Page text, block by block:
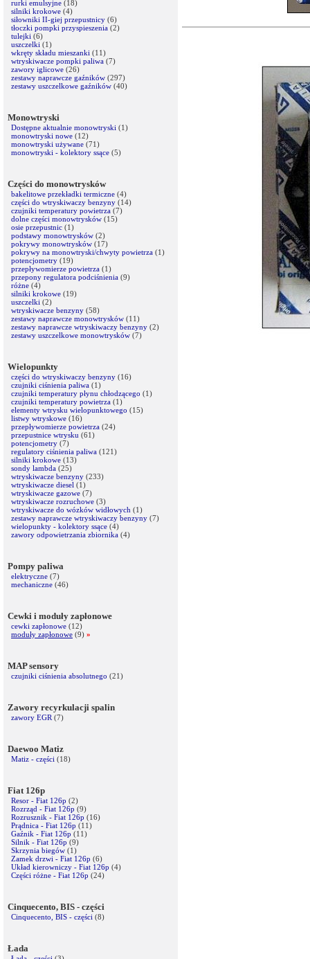
rurki emulsyjne (18)
silniki krokowe (4)
siłowniki II-giej przepustnicy (6)
tłoczki pompki przyspieszenia (2)
tulejki (6)
uszczelki (1)
wkręty składu mieszanki (11)
wtryskiwacze pompki paliwa (7)
zawory iglicowe (26)
zestawy naprawcze gaźników (297)
zestawy uszczelkowe gaźników (40)
Monowtryski
Dostępne aktualnie monowtryski (1)
monowtryski nowe (12)
monowtryski używane (71)
monowtryski - kolektory ssące (5)
Części do monowtrysków
bakelitowe przekładki termiczne (4)
części do wtryskiwaczy benzyny (14)
czujniki temperatury powietrza (7)
dolne części monowtrysków (15)
osie przepustnic (1)
podstawy monowtrysków (2)
pokrywy monowtrysków (17)
pokrywy na monowtryski/chwyty powietrza (1)
potencjometry (19)
przepływomierze powietrza (1)
przepony regulatora podciśnienia (9)
różne (4)
silniki krokowe (19)
uszczelki (2)
wtryskiwacze benzyny (58)
zestawy naprawcze monowtrysków (11)
zestawy naprawcze wtryskiwaczy benzyny (2)
zestawy uszczelkowe monowtrysków (7)
Wielopunkty
części do wtryskiwaczy benzyny (16)
czujniki ciśnienia paliwa (1)
czujniki temperatury płynu chłodzącego (1)
czujniki temperatury powietrza (1)
elementy wtrysku wielopunktowego (15)
listwy wtryskowe (16)
przepływomierze powietrza (24)
przepustnice wtrysku (61)
potencjometry (7)
regulatory ciśnienia paliwa (121)
silniki krokowe (13)
sondy lambda (25)
wtryskiwacze benzyny (233)
wtryskiwacze diesel (1)
wtryskiwacze gazowe (7)
wtryskiwacze rozruchowe (3)
wtryskiwacze do wózków widłowych (1)
zestawy naprawcze wtryskiwaczy benzyny (7)
wielopunkty - kolektory ssące (4)
zawory odpowietrzania zbiornika (4)
Pompy paliwa
elektryczne (7)
mechaniczne (46)
Cewki i moduły zapłonowe
cewki zapłonowe (12)
moduły zapłonowe (9) »
MAP sensory
czujniki ciśnienia absolutnego (21)
Zawory recyrkulacji spalin
zawory EGR (7)
Daewoo Matiz
Matiz - części (18)
Fiat 126p
Resor - Fiat 126p (2)
Rozrząd - Fiat 126p (9)
Rozrusznik - Fiat 126p (16)
Prądnica - Fiat 126p (11)
Gaźnik - Fiat 126p (11)
Silnik - Fiat 126p (9)
Skrzynia biegów (1)
Zamek drzwi - Fiat 126p (6)
Układ kierowniczy - Fiat 126p (4)
Części różne - Fiat 126p (24)
Cinquecento, BIS - części
Cinquecento, BIS - części (8)
Łada